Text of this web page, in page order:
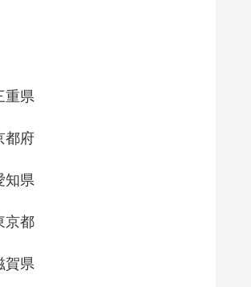
重県
都府
知県
京都
賀県